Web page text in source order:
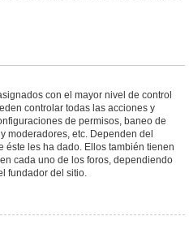
con el mayor nivel de control
controlar todas las acciones y
de permisos, baneo de
moderadores, etc. Dependen del
éste les ha dado. Ellos también tienen
cada uno de los foros, dependiendo
fundador del sitio.